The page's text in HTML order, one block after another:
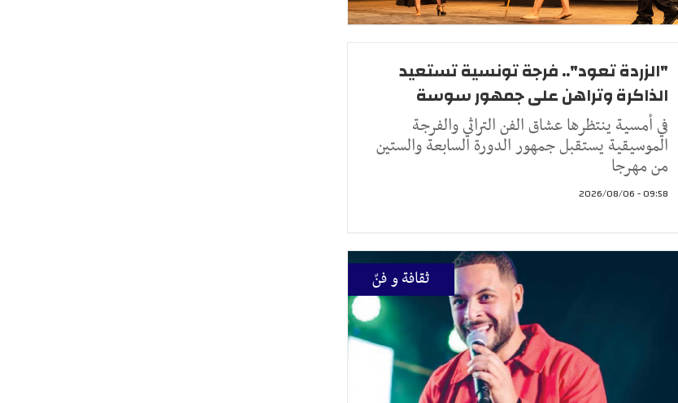
"الزردة تعود".. فرجة تونسية تستعيد
الذاكرة وتراهن على جمهور سوسة
في أمسية ينتظرها عشاق الفن التراثي والفرجة
الموسيقية يستقبل جمهور الدورة السابعة والستين
من مهرجا
09:58 - 2026/08/06
ثقافة و فنّ